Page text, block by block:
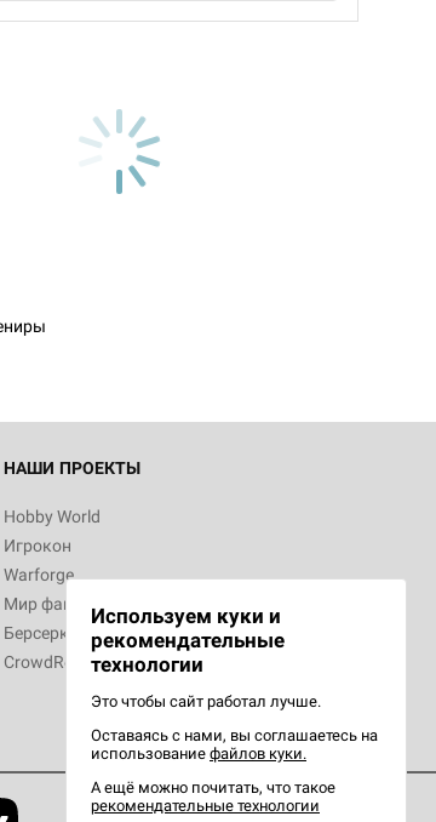
НАШИ ПРОЕКТЫ
Hobby World
Игрокон
Warforge
Мир фантастики
Берсерк
CrowdRepublic
Используем куки и
рекомендательные
технологии
Это чтобы сайт работал лучше.
Оставаясь с нами, вы соглашаетесь на
использование файлов куки.
А ещё можно почитать, что такое
рекомендательные технологии